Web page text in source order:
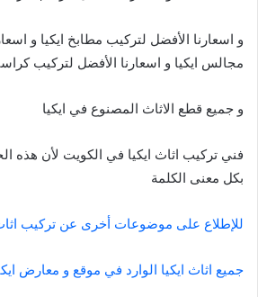
و اسعارنا الأفضل لتركيب مطابخ ايكيا و
مجالس ايكيا و اسعارنا الأفضل لتركيب
و جميع قطع الاثاث المصنوع في ايكيا
فني تركيب اثاث ايكيا في الكويت لأن هذه
بكل معنى الكلمة
للإطلاع على موضوعات أخرى عن تركيب اثاث
جميع اثاث ايكيا الوارد في موقع و معارض